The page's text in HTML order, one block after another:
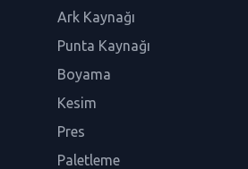
Ark Kaynağı
Punta Kaynağı
Boyama
Kesim
Pres
Paletleme